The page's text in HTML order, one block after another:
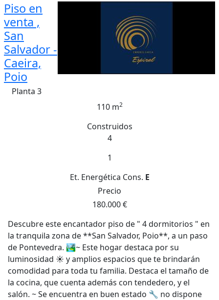
Piso en
venta ,
San
Salvador -
Caeira,
Poio
Planta 3
110 m2
Construidos
4
1
Et. Energética Cons. E
Precio
180.000 €
Descubre este encantador piso de " 4 dormitorios " en
la tranquila zona de **San Salvador, Poio**, a un paso
de Pontevedra. 🏞️~ Este hogar destaca por su
luminosidad ☀️ y amplios espacios que te brindarán
comodidad para toda tu familia. Destaca el tamaño de
la cocina, que cuenta además con tendedero, y el
salón. ~ Se encuentra en buen estado 🔧 no dispone